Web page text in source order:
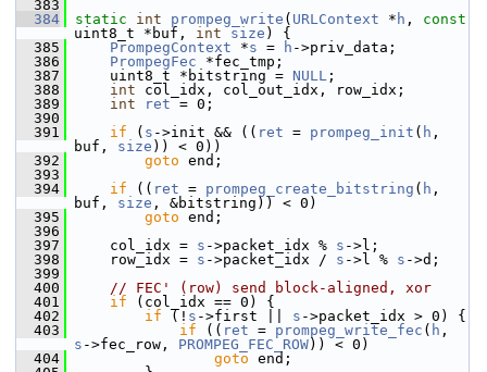
  383
  384
static int prompeg_write ( URLContext * h , const
uint8_t *buf, int size ) {
  385
PrompegContext *s = h ->priv_data;
  386
PrompegFec *fec_tmp;
  387
uint8_t *bitstring = NULL ;
  388
int col_idx, col_out_idx, row_idx;
  389
int ret = 0;
  390
  391
if ( s ->init && (( ret = prompeg_init ( h ,
buf, size )) < 0))
  392
goto end;
  393
  394
if (( ret = prompeg_create_bitstring ( h ,
buf, size , &bitstring)) < 0)
  395
goto end;
  396
  397
col_idx = s ->packet_idx % s ->l;
  398
row_idx = s ->packet_idx / s ->l % s ->d;
  399
  400
// FEC' (row) send block-aligned, xor
  401
if (col_idx == 0) {
  402
if (! s ->first || s ->packet_idx > 0) {
  403
if (( ret = prompeg_write_fec ( h
s ->fec_row, PROMPEG_FEC_ROW)) < 0)
  404
goto end;